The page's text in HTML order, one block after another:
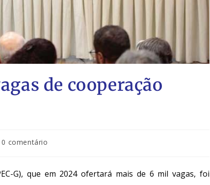
de cooperação
0 comentário
G), que em 2024 ofertará mais de 6 mil vagas, foi